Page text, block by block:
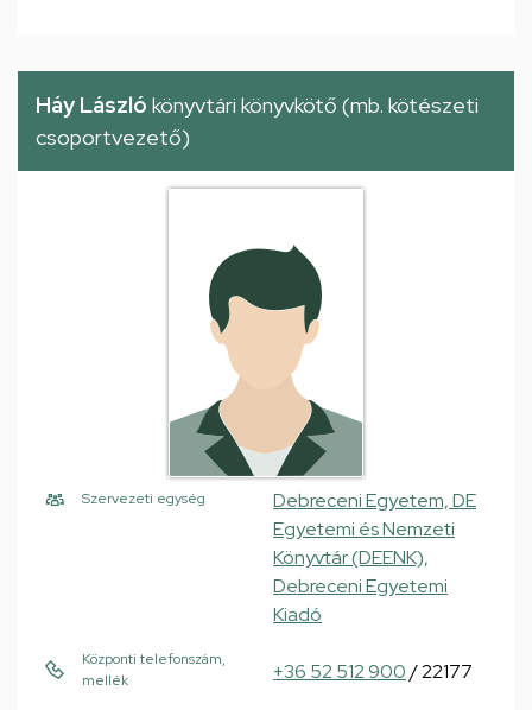
Háy László könyvtári könyvkötő (mb. kötészeti
csoportvezető)
Szervezeti egység
Debreceni Egyetem, DE
Egyetemi és Nemzeti
Könyvtár (DEENK),
Debreceni Egyetemi
Kiadó
Központi telefonszám,
mellék
+36 52 512 900/ 22177